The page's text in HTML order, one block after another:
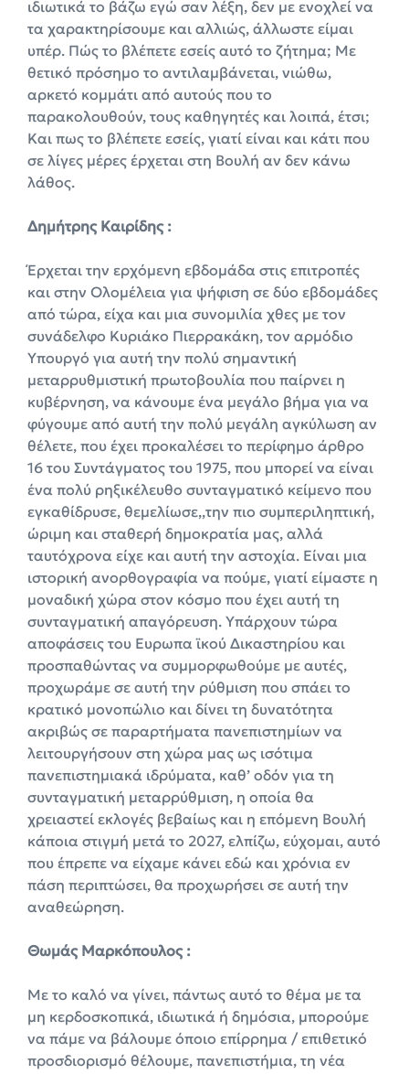
ιδιωτικά το βάζω εγώ σαν λέξη, δεν με ενοχλεί να
τα χαρακτηρίσουμε και αλλιώς, άλλωστε είμαι
υπέρ. Πώς το βλέπετε εσείς αυτό το ζήτημα; Με
θετικό πρόσημο το αντιλαμβάνεται, νιώθω,
αρκετό κομμάτι από αυτούς που το
παρακολουθούν, τους καθηγητές και λοιπά, έτσι;
Kαι πως το βλέπετε εσείς, γιατί είναι και κάτι που
σε λίγες μέρες έρχεται στη Βουλή αν δεν κάνω
λάθος.
Δημήτρης Καιρίδης :
Έρχεται την ερχόμενη εβδομάδα στις επιτροπές
και στην Ολομέλεια για ψήφιση σε δύο εβδομάδες
από τώρα, είχα και μια συνομιλία χθες με τον
συνάδελφο Κυριάκο Πιερρακάκη, τον αρμόδιο
Υπουργό για αυτή την πολύ σημαντική
μεταρρυθμιστική πρωτοβουλία που παίρνει η
κυβέρνηση, να κάνουμε ένα μεγάλο βήμα για να
φύγουμε από αυτή την πολύ μεγάλη αγκύλωση αν
θέλετε, που έχει προκαλέσει το περίφημο άρθρο
16 του Συντάγματος του 1975, που μπορεί να είναι
ένα πολύ ρηξικέλευθο συνταγματικό κείμενο που
εγκαθίδρυσε, θεμελίωσε,,την πιο συμπεριληπτική,
ώριμη και σταθερή δημοκρατία μας, αλλά
ταυτόχρονα είχε και αυτή την αστοχία. Είναι μια
ιστορική ανορθογραφία να πούμε, γιατί είμαστε η
μοναδική χώρα στον κόσμο που έχει αυτή τη
συνταγματική απαγόρευση. Υπάρχουν τώρα
αποφάσεις του Ευρωπα ϊκού Δικαστηρίου και
προσπαθώντας να συμμορφωθούμε με αυτές,
προχωράμε σε αυτή την ρύθμιση που σπάει το
κρατικό μονοπώλιο και δίνει τη δυνατότητα
ακριβώς σε παραρτήματα πανεπιστημίων να
λειτουργήσουν στη χώρα μας ως ισότιμα
πανεπιστημιακά ιδρύματα, καθ’ οδόν για τη
συνταγματική μεταρρύθμιση, η οποία θα
χρειαστεί εκλογές βεβαίως και η επόμενη Βουλή
κάποια στιγμή μετά το 2027, ελπίζω, εύχομαι, αυτό
που έπρεπε να είχαμε κάνει εδώ και χρόνια εν
πάση περιπτώσει, θα προχωρήσει σε αυτή την
αναθεώρηση.
Θωμάς Μαρκόπουλος :
Με το καλό να γίνει, πάντως αυτό το θέμα με τα
μη κερδοσκοπικά, ιδιωτικά ή δημόσια, μπορούμε
να πάμε να βάλουμε όποιο επίρρημα / επιθετικό
προσδιορισμό θέλουμε, πανεπιστήμια, τη νέα